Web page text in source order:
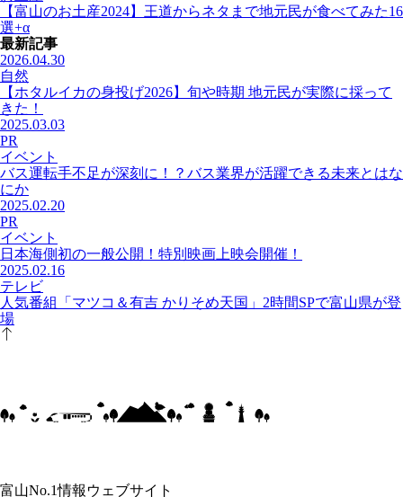
【富山のお土産2024】王道からネタまで地元民が食べてみた16
選+α
最新記事
2026.04.30
自然
【ホタルイカの身投げ2026】旬や時期 地元民が実際に採って
きた！
2025.03.03
PR
イベント
バス運転手不足が深刻に！？バス業界が活躍できる未来とはな
にか
2025.02.20
PR
イベント
日本海側初の一般公開！特別映画上映会開催！
2025.02.16
テレビ
人気番組「マツコ＆有吉 かりそめ天国」2時間SPで富山県が登
場
富山No.1情報ウェブサイト